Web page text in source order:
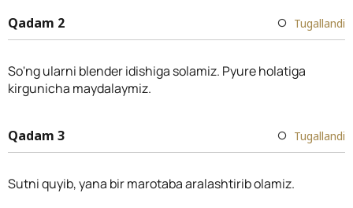
Qadam 2 Tugallandi
So'ng ularni blender idishiga solamiz. Pyure holatiga
kirgunicha maydalaymiz.
Qadam 3 Tugallandi
Sutni quyib, yana bir marotaba aralashtirib olamiz.